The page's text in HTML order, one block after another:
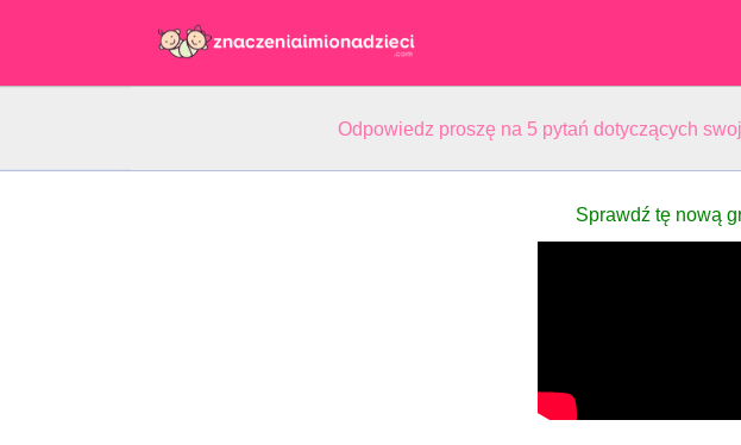
Odpowiedz proszę na 5 pytań dotyczących
Sprawdź tę nową